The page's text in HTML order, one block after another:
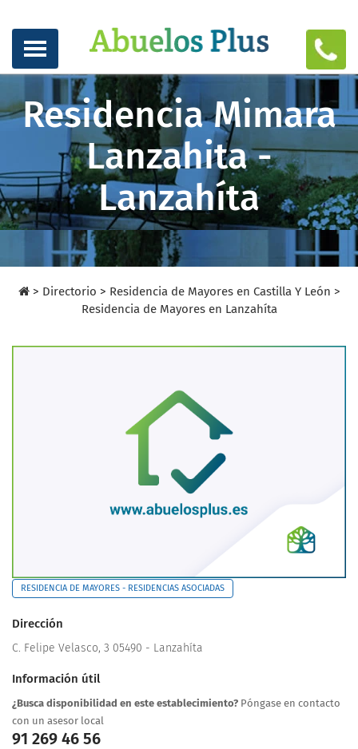
Residencia Mimara
Lanzahita -
Lanzahíta
> Directorio > Residencia de Mayores en Castilla Y León >
Residencia de Mayores en Lanzahíta
RESIDENCIA DE MAYORES - RESIDENCIAS ASOCIADAS
Dirección
C. Felipe Velasco, 3 05490 - Lanzahíta
Información útil
¿Busca disponibilidad en este establecimiento? Póngase en contacto
con un asesor local
91 269 46 56